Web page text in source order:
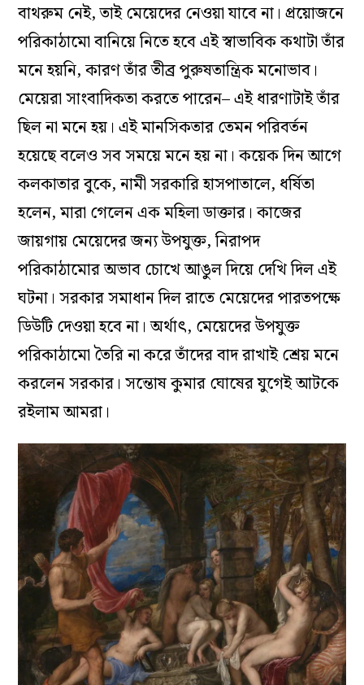
বাথরুম নেই, তাই মেয়েদের নেওয়া যাবে না। প্রয়োজনে
পরিকাঠামো বানিয়ে নিতে হবে এই স্বাভাবিক কথাটা তাঁর
মনে হয়নি, কারণ তাঁর তীব্র পুরুষতান্ত্রিক মনোভাব।
মেয়েরা সাংবাদিকতা করতে পারেন– এই ধারণাটাই তাঁর
ছিল না মনে হয়। এই মানসিকতার তেমন পরিবর্তন
হয়েছে বলেও সব সময়ে মনে হয় না। কয়েক দিন আগে
কলকাতার বুকে, নামী সরকারি হাসপাতালে, ধর্ষিতা
হলেন, মারা গেলেন এক মহিলা ডাক্তার। কাজের
জায়গায় মেয়েদের জন্য উপযুক্ত, নিরাপদ
পরিকাঠামোর অভাব চোখে আঙুল দিয়ে দেখি দিল এই
ঘটনা। সরকার সমাধান দিল রাতে মেয়েদের পারতপক্ষে
ডিউটি দেওয়া হবে না। অর্থাৎ, মেয়েদের উপযুক্ত
পরিকাঠামো তৈরি না করে তাঁদের বাদ রাখাই শ্রেয় মনে
করলেন সরকার। সন্তোষ কুমার ঘোষের যুগেই আটকে
রইলাম আমরা।